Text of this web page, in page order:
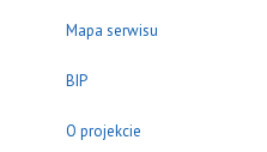
Mapa serwisu
BIP
O projekcie